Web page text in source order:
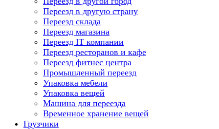
Переезд в другую страну
Переезд склада
Переезд магазина
Переезд IT компании
Переезд ресторанов и кафе
Переезд фитнес центра
Промышленный переезд
Упаковка мебели
Упаковка вещей
Машина для переезда
Временное хранение вещей
Грузчики